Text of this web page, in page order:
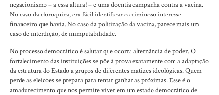
negacionismo – a essa altura! – e uma doentia campanha contra a vacina.
No caso da cloroquina, era fácil identificar o criminoso interesse
financeiro que havia. No caso da politização da vacina, parece mais um
caso de interdição, de inimputabilidade.
No processo democrático é salutar que ocorra alternância de poder. O
fortalecimento das instituições se põe à prova exatamente com a adaptação
da estrutura do Estado a grupos de diferentes matizes ideológicas. Quem
perde as eleições se prepara para tentar ganhar as próximas. Esse é o
amadurecimento que nos permite viver em um estado democrático de